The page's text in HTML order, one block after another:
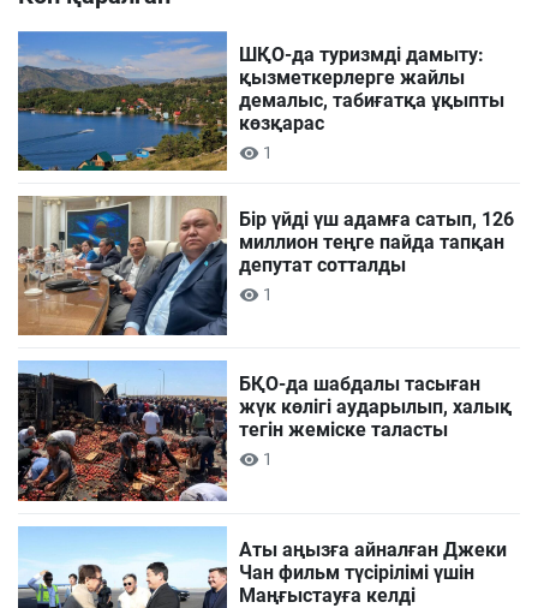
ШҚО-да туризмді дамыту:
қызметкерлерге жайлы
демалыс, табиғатқа ұқыпты
көзқарас
1
Бір үйді үш адамға сатып, 126
миллион теңге пайда тапқан
депутат сотталды
1
БҚО-да шабдалы тасыған
жүк көлігі аударылып, халық
тегін жеміске таласты
1
Аты аңызға айналған Джеки
Чан фильм түсірілімі үшін
Маңғыстауға келді